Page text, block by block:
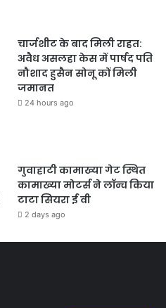
चार्जशीट के बाद मिली राहत:
अवैध असलहा केस में पार्षद पति
नौशाद हुसैन सोनू कों मिली
जमानत
24 hours ago
गुवाहाटी कामाख्या गेट स्थित
कामाख्या मोटर्स ने लॉन्च किया
टाटा सियरा ई वी
2 days ago